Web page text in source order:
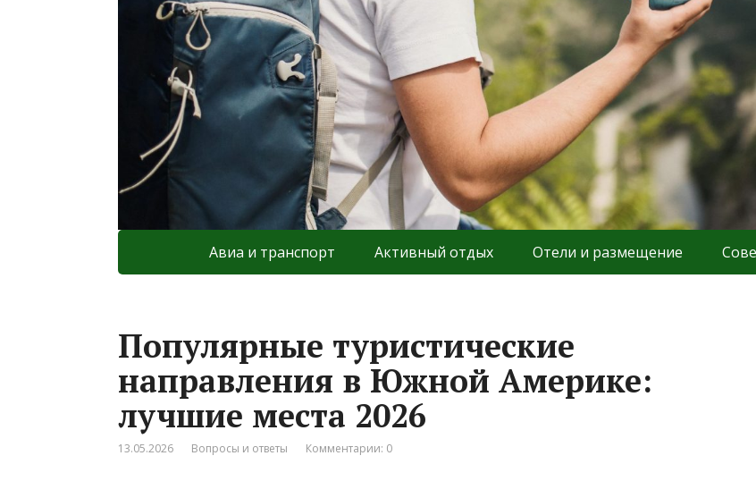
Авиа и транспорт Активный отдых Отели и размещение
Популярные туристические
направления в Южной Америке:
лучшие места 2026
13.05.2026 Вопросы и ответы Комментарии: 0